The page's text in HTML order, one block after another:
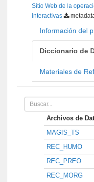
Sitio Web de la
interactivas
Información del
Diccionario de
Materiales de
Archivos de
MAGIS_TS
REC_HUMO
REC_PREO
REC_MORG